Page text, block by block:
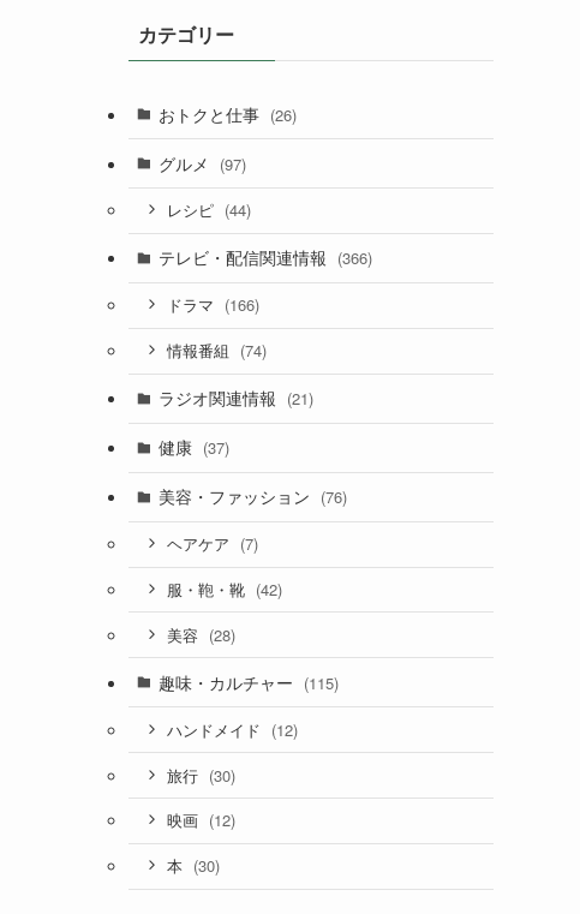
カテゴリー
おトクと仕事 (26)
グルメ (97)
レシピ (44)
テレビ・配信関連情報 (366)
ドラマ (166)
情報番組 (74)
ラジオ関連情報 (21)
健康 (37)
美容・ファッション (76)
ヘアケア (7)
服・鞄・靴 (42)
美容 (28)
趣味・カルチャー (115)
ハンドメイド (12)
旅行 (30)
映画 (12)
本 (30)